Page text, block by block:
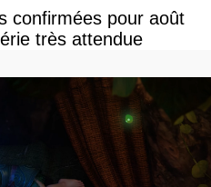
confirmées pour août
très attendue